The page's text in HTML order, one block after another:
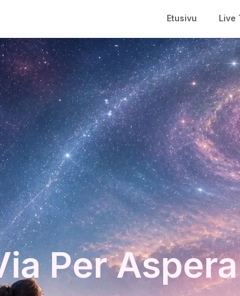
Etusivu Live
Per